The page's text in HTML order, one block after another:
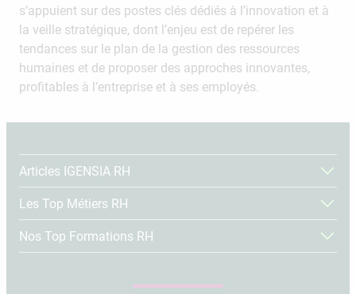
s’appuient sur des postes clés dédiés à l’innovation et à
la veille stratégique, dont l’enjeu est de repérer les
tendances sur le plan de la gestion des ressources
humaines et de proposer des approches innovantes,
profitables à l’entreprise et à ses employés.
Articles IGENSIA RH
Les Top Métiers RH
Nos Top Formations RH